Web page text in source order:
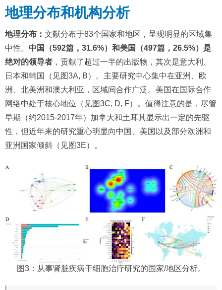
地理分布和机构分析
地理分布： 文献分布于83个国家和地区，呈现明显的区域集
中性。 中国（592篇，31.6%）和美国（497篇，26.5%）是
绝对的领导者 ，贡献了超过一半的出版物，其次是意大利、
日本和韩国（见图3A, B）。主要研究中心集中在亚洲、欧
洲、北美洲和澳大利亚，区域间合作广泛。美国在国际合作
网络中处于核心地位（见图3C, D, F）。值得注意的是，尽管
早期（约2015-2017年）加拿大和土耳其显示出一定的先驱
性，但近年来的研究重心明显向中国、美国以及部分欧洲和
亚洲国家倾斜（见图3E）。
图3：从事肾脏疾病干细胞治疗研究的国家/地区分析。